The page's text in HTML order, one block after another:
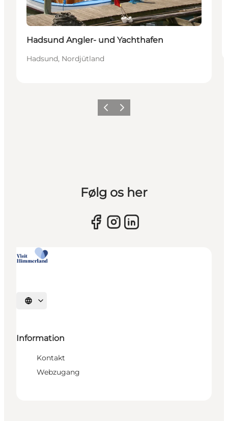
Hadsund Angler- und Yachthafen
Hadsund, Nordjütland
Vorherige Folie
Nächste Folie
Følg os her
Sprache auswählen
Information
Kontakt
Webzugang